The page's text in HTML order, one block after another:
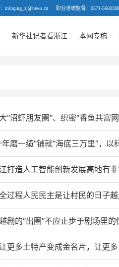
minqing_zj@news.cn 职业道德监督：0571-
新华社记者看浙江 本网专稿
“沼虾朋友圈”、织密“香鱼共富
磨一缆”铺就“海底三万里”，
打造人工智能创新发展高地有
过程人民民主是让村民的日子
剧的“出圈”不应止步于剧场里
更多土特产变成金名片，让更